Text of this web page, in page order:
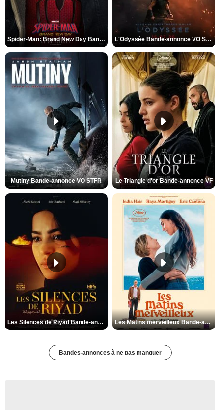
Spider-Man: Brand New Day Bande-annonce VO STFR L'Odyssée Bande-annonce VO STFR
Mutiny Bande-annonce VO STFR Le Triangle d'or Bande-annonce VF
Les Silences de Riyad Bande-annonce VO STFR Les Matins merveilleux Bande-annonce VF
Bandes-annonces à ne pas manquer